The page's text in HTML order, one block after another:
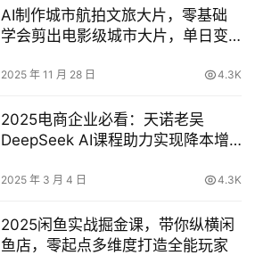
AI制作城市航拍文旅大片，零基础
学会剪出电影级城市大片，单日变
2025 年 11 月 28 日 4.3K
2025电商企业必看：天诺老吴
DeepSeek AI课程助力实现降本增
2025 年 3 月 4 日 4.3K
2025闲鱼实战掘金课，带你纵横闲
鱼店，零起点多维度打造全能玩家